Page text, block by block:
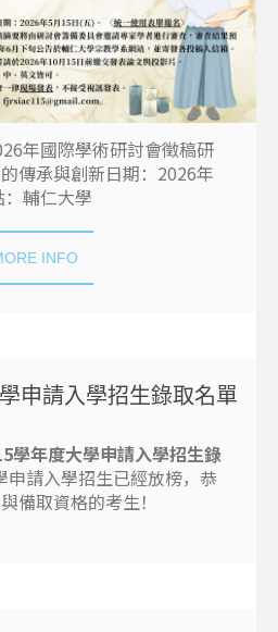
年國際學術研討會徵稿研
傳承與創新日期：2026年
輔仁大學
INFO
申請入學招生錄取名單
學年度大學申請入學招生錄
請入學招生已經放榜，恭
備取資格的考生！